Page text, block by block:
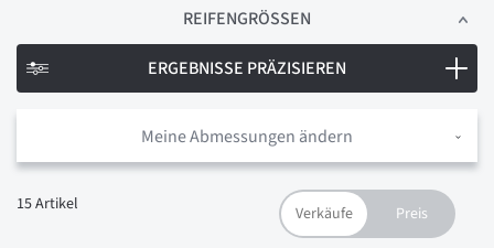
REIFENGRÖSSEN
Meine Abmessungen ändern
15Artikel
ERGEBNISSE PRÄZISIEREN